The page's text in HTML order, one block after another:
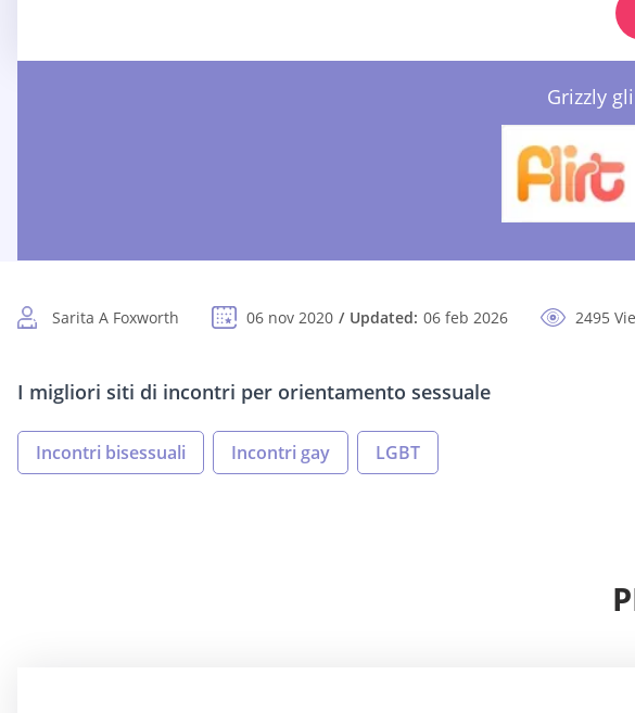
Grizzly
Sarita A Foxworth 06 nov 2020 Updated: 06 feb 2026 2495
I migliori siti di incontri per orientamento sessuale
Incontri bisessuali Incontri gay LGBT